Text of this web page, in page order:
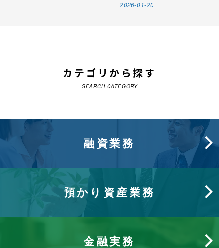
2026-01-20
カテゴリから探す
SEARCH CATEGORY
融資業務
預かり資産業務
金融実務